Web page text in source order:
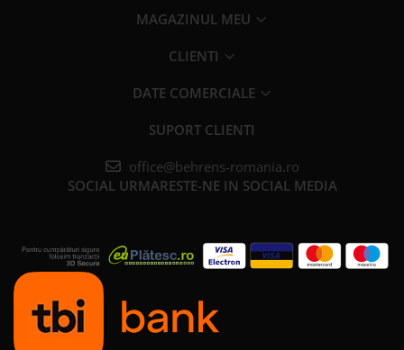
MAGAZINUL MEU
CLIENTI
DATE COMERCIALE
SUPORT CLIENTI
office@behrens-romania.ro
SOCIAL URMARESTE-NE IN SOCIAL MEDIA